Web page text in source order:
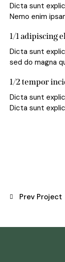
Dicta sunt
Nemo enim
1/1 adipiscing
Dicta sunt
sed do magna
1/2 tempor
Dicta sunt
Dicta sunt
Prev Project